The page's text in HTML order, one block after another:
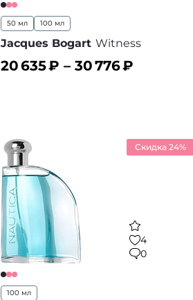
50 мл 100 мл
Jacques Bogart Witness
20 635₽ – 30 776₽
Скидка 24%
4
0
100 мл